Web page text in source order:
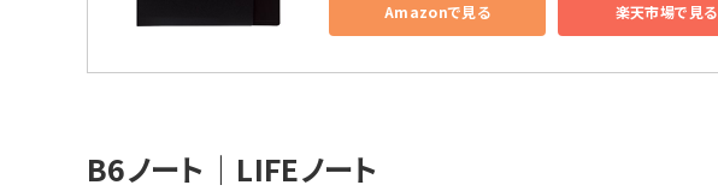
Amazonで見る 楽天市場で見る
B6ノート｜LIFEノート